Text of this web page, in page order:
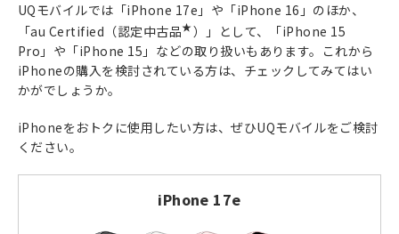
UQモバイルでは「iPhone 17e」や「iPhone 16」のほか、
「au Certified（認定中古品★）」として、「iPhone 15
Pro」や「iPhone 15」などの取り扱いもあります。これから
iPhoneの購入を検討されている方は、チェックしてみてはい
かがでしょうか。
iPhoneをおトクに使用したい方は、ぜひUQモバイルをご検討
ください。
iPhone 17e